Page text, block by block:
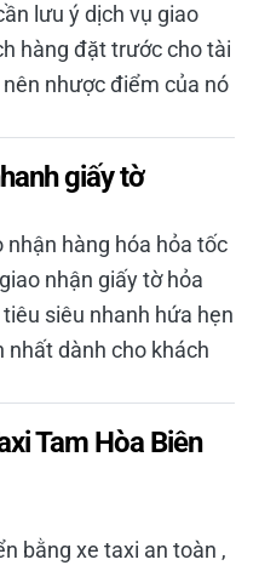
lưu ý dịch vụ giao
hàng đặt trước cho tài
nhược điểm của nó
giấy tờ
nhận hàng hóa hỏa tốc
nhận giấy tờ hỏa
siêu nhanh hứa hẹn
nhất dành cho khách
Tam Hòa Biên
bằng xe taxi an toàn ,